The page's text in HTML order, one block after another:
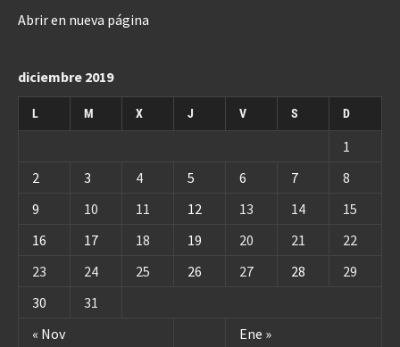
Abrir en nueva página
diciembre 2019
L M X J V S D
« Nov Ene »
1
2
3 4 5 6 7
8
9
10 11 12 13 14
15
16
17 18 19 20 21
22
23
24 25 26 27 28
29
30
31